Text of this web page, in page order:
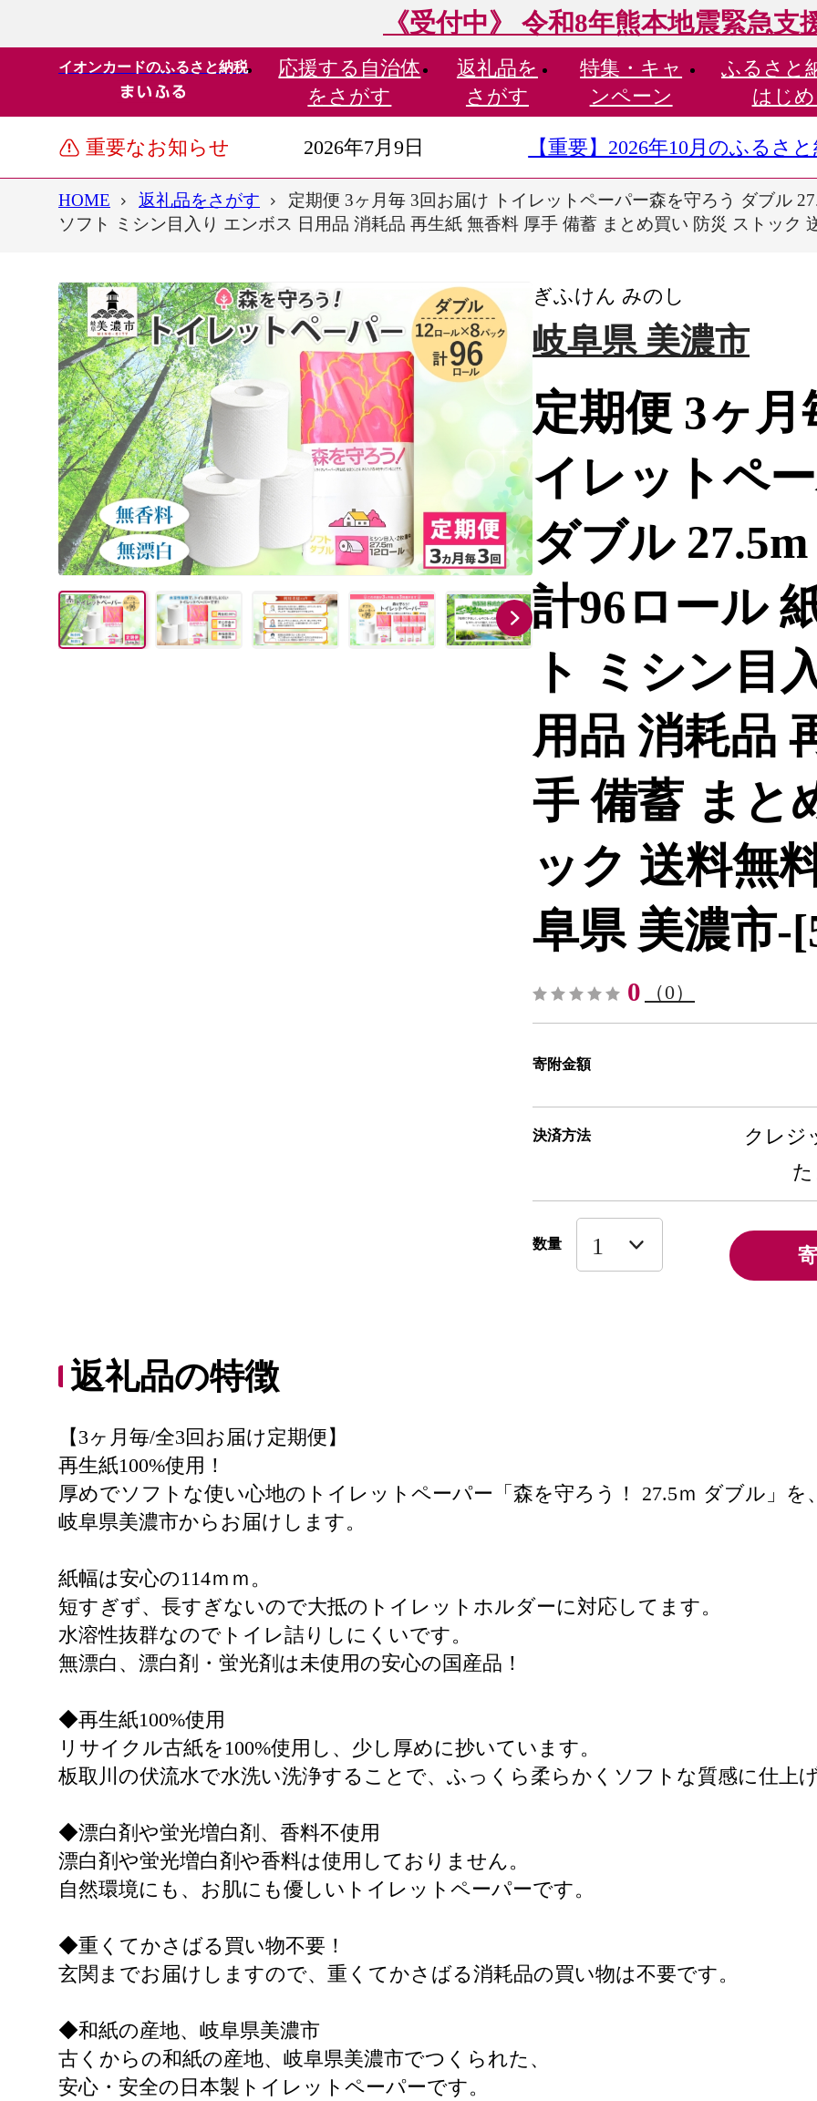
《受付中》 令和8年熊本地震緊急支
イオンカードのふるさと納税 応援する 自治体
をさがす
返礼品を
さがす
特集・ キャ
ンペーン
ふるさと
はじめ
重要なお知らせ 2026年7月9日 【重要】2026年10月のふるさ
HOME 返礼品をさがす
定期便 3ヶ月毎 3回お届け トイレットペーパー森を守ろう ダブル
ソフト ミシン目入り エンボス 日用品 消耗品 再生紙 無香料 厚手 備蓄 まとめ買い 防災 ストック
ぎふけん みのし
岐阜県 美濃市
定期便 3ヶ月
イレットペ
ダブル
計96ロール
ト ミシン目
用品 消耗品
手 備蓄 まと
ック 送料無
阜県 美濃市-
0 （0）
寄附金額
決済方法
クレジ
数量
返礼品の特徴
【3ヶ月毎/全3回お届け定期便】
再生紙100%使用！
厚めでソフトな使い心地のトイレットペーパー「森を守ろう！ 27.5ｍ ダブル」を、
岐阜県美濃市からお届けします。
紙幅は安心の114ｍｍ。
短すぎず、長すぎないので大抵のトイレットホルダーに対応してます。
水溶性抜群なのでトイレ詰りしにくいです。
無漂白、漂白剤・蛍光剤は未使用の安心の国産品！
◆再生紙100%使用
リサイクル古紙を100%使用し、少し厚めに抄いています。
板取川の伏流水で水洗い洗浄することで、ふっくら柔らかくソフトな質感に仕上げ
◆漂白剤や蛍光増白剤、香料不使用
漂白剤や蛍光増白剤や香料は使用しておりません。
自然環境にも、お肌にも優しいトイレットペーパーです。
◆重くてかさばる買い物不要！
玄関までお届けしますので、重くてかさばる消耗品の買い物は不要です。
◆和紙の産地、岐阜県美濃市
古くからの和紙の産地、岐阜県美濃市でつくられた、
安心・安全の日本製トイレットペーパーです。